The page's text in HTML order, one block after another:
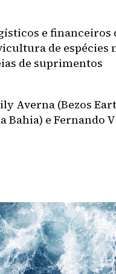
e financeiros
de espécies
de suprimentos
Averna (Bezos
Bahia) e Fernando